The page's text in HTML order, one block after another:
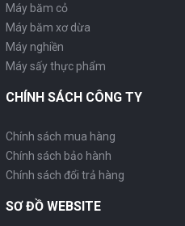
Máy băm cỏ
Máy băm xơ dừa
Máy nghiền
Máy sấy thực phẩm
CHÍNH SÁCH CÔNG TY
Chính sách mua hàng
Chính sách bảo hành
Chính sách đổi trả hàng
SƠ ĐỒ WEBSITE